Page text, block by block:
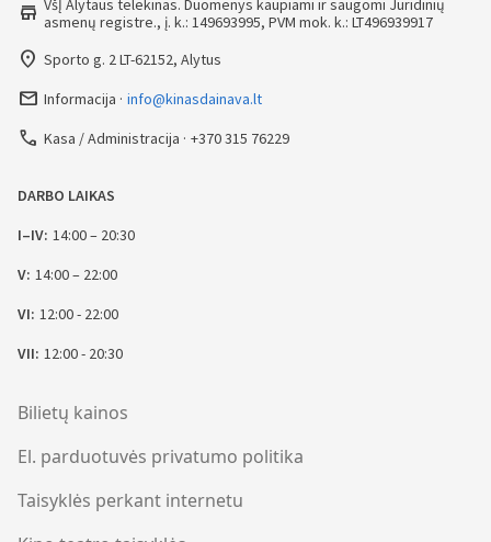
store VšĮ Alytaus telekinas. Duomenys kaupiami ir saugomi Juridinių
asmenų registre., į. k.: 149693995, PVM mok. k.: LT496939917
place Sporto g. 2 LT-62152, Alytus
mail_outline Informacija info@kinasdainava.lt
call Kasa / Administracija +370 315 76229
DARBO LAIKAS
I–IV: 14:00 – 20:30
V: 14:00 – 22:00
VI: 12:00 - 22:00
VII: 12:00 - 20:30
Bilietų kainos
El. parduotuvės privatumo politika
Taisyklės perkant internetu